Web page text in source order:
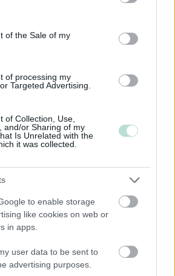
to Google and its third-party tags to
specified purposes in below Google
of the Sale of my
of processing my
Targeted Advertising.
of Collection, Use,
and/or Sharing of my
Is Unrelated with the
it was collected.
to enable storage
like cookies on web or
in apps.
user data to be sent to
advertising purposes.